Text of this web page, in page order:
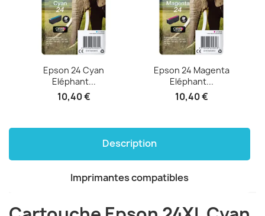
Epson 24 Cyan
Eléphant...
10,40 €
Epson 24 Magenta
Eléphant...
10,40 €
Description
Imprimantes compatibles